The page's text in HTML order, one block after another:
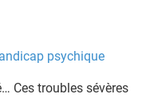
psychique
Ces troubles sévères